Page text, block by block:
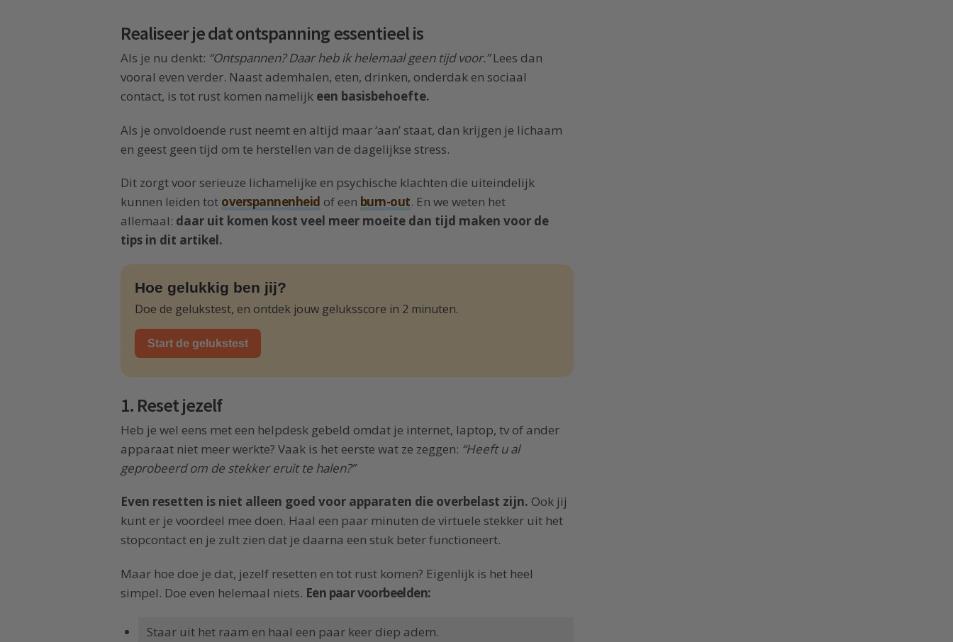
Realiseer je dat ontspanning essentieel is
Als je nu denkt: “Ontspannen? Daar heb ik helemaal geen tijd voor.”Lees dan
vooral even verder. Naast ademhalen, eten, drinken, onderdak en sociaal
contact, is tot rust komen namelijk een basisbehoefte.
Als je onvoldoende rust neemt en altijd maar ‘aan’ staat, dan krijgen je lichaam
en geest geen tijd om te herstellen van de dagelijkse stress.
Dit zorgt voor serieuze lichamelijke en psychische klachten die uiteindelijk
kunnen leiden tot overspannenheid of een burn-out. En we weten het
allemaal: daar uit komen kost veel meer moeite dan tijd maken voor de
tips in dit artikel.
Hoe gelukkig ben jij?
Doe de gelukstest, en ontdek jouw geluksscore in 2 minuten.
Start de gelukstest
1. Reset jezelf
Heb je wel eens met een helpdesk gebeld omdat je internet, laptop, tv of ander
apparaat niet meer werkte? Vaak is het eerste wat ze zeggen: “Heeft u al
geprobeerd om de stekker eruit te halen?”
Even resetten is niet alleen goed voor apparaten die overbelast zijn. Ook jij
kunt er je voordeel mee doen. Haal een paar minuten de virtuele stekker uit het
stopcontact en je zult zien dat je daarna een stuk beter functioneert.
Maar hoe doe je dat, jezelf resetten en tot rust komen? Eigenlijk is het heel
simpel. Doe even helemaal niets. Een paar voorbeelden:
Staar uit het raam en haal een paar keer diep adem.